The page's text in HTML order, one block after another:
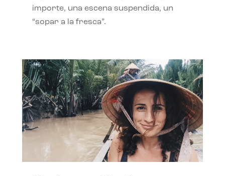
importe, una escena suspendida, un
“sopar a la fresca”.